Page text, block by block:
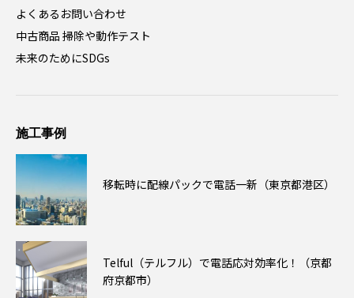
よくあるお問い合わせ
中古商品 掃除や動作テスト
未来のためにSDGs
施工事例
移転時に配線パックで電話一新（東京都港区）
Telful（テルフル）で電話応対効率化！（京都
府京都市）